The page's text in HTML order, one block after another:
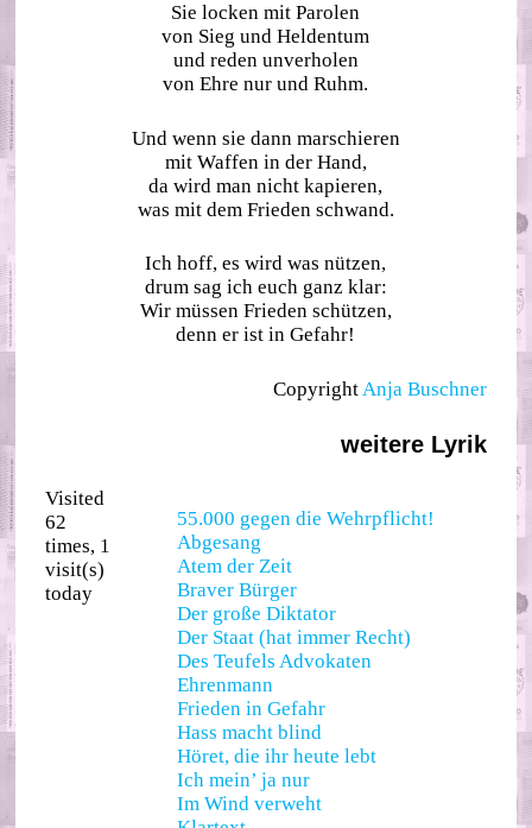
Sie locken mit Parolen
von Sieg und Heldentum
und reden unverholen
von Ehre nur und Ruhm.
Und wenn sie dann marschieren
mit Waffen in der Hand,
da wird man nicht kapieren,
was mit dem Frieden schwand.
Ich hoff, es wird was nützen,
drum sag ich euch ganz klar:
Wir müssen Frieden schützen,
denn er ist in Gefahr!
Copyright Anja Buschner
weitere Lyrik
55.000 gegen die Wehrpflicht!
Abgesang
Atem der Zeit
Braver Bürger
Der große Diktator
Der Staat (hat immer Recht)
Des Teufels Advokaten
Ehrenmann
Frieden in Gefahr
Hass macht blind
Höret, die ihr heute lebt
Ich mein’ ja nur
Im Wind verweht
Visited
62
times, 1
visit(s)
today